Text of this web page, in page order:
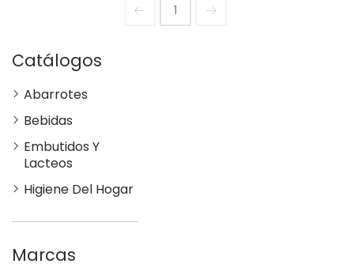
1
Catálogos
Abarrotes
Bebidas
Embutidos Y
Lacteos
Higiene Del Hogar
Marcas